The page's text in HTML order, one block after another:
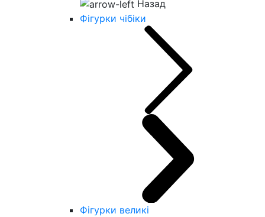
Назад
Фігурки чібіки
Фігурки великі